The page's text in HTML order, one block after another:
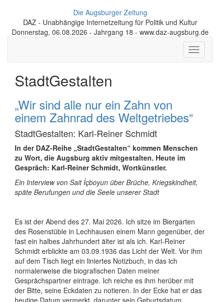
Die Augsburger Zeitung
DAZ - Unabhängige Internetzeitung für Politik und Kultur
Donnerstag, 06.08.2026 - Jahrgang 18 - www.daz-augsburg.de
Toggle
StadtGestalten
„Wir sind alle nur ein Zahn von
einem Zahnrad des Weltgetriebes“
StadtGestalten: Karl-Reiner Schmidt
In der DAZ-Reihe „StadtGestalten“ kommen Menschen
zu Wort, die Augsburg aktiv mit­gestalten. Heute im
Gespräch: Karl-Reiner Schmidt, Wortkünstler.
Ein Interview von Sait İçboyun über Brüche, Kriegskindheit,
späte Berufungen und die Seele unserer Stadt
Es ist der Abend des 27. Mai 2026. Ich sitze im Biergarten
des Rosenstüble in Lechhausen einem Mann gegenüber, der
fast ein halbes Jahrhundert älter ist als ich. Karl-Reiner
Schmidt erblickte am 03.09.1936 das Licht der Welt. Vor ihm
auf dem Tisch liegt ein liniertes Notizbuch, in das ich
normalerweise die biografischen Daten meiner
Gesprächspartner eintrage. Ich reiche es ihm herüber mit
der Bitte, seine Eckdaten zu notieren. In der Ecke hat er das
heutige Datum vermerkt, darunter sein Geburtsdatum,